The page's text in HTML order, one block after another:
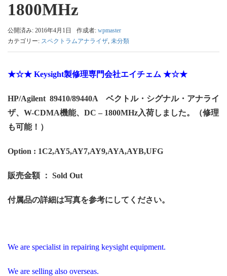
1800MHz
公開済み: 2016年4月1日 作成者: wpmaster
カテゴリー: スペクトラムアナライザ, 未分類
★☆★ Keysight製修理専門会社エイチェム ★☆★
HP/Agilent 89410/89440A ベクトル・シグナル・アナライ
ザ、W-CDMA機能、DC – 1800MHz入荷しました。（修理
も可能！）
Option : 1C2,AY5,AY7,AY9,AYA,AYB,UFG
販売金額 ： Sold Out
付属品の詳細は写真を参考にしてください。
We are specialist in repairing keysight equipment.
We are selling also overseas.